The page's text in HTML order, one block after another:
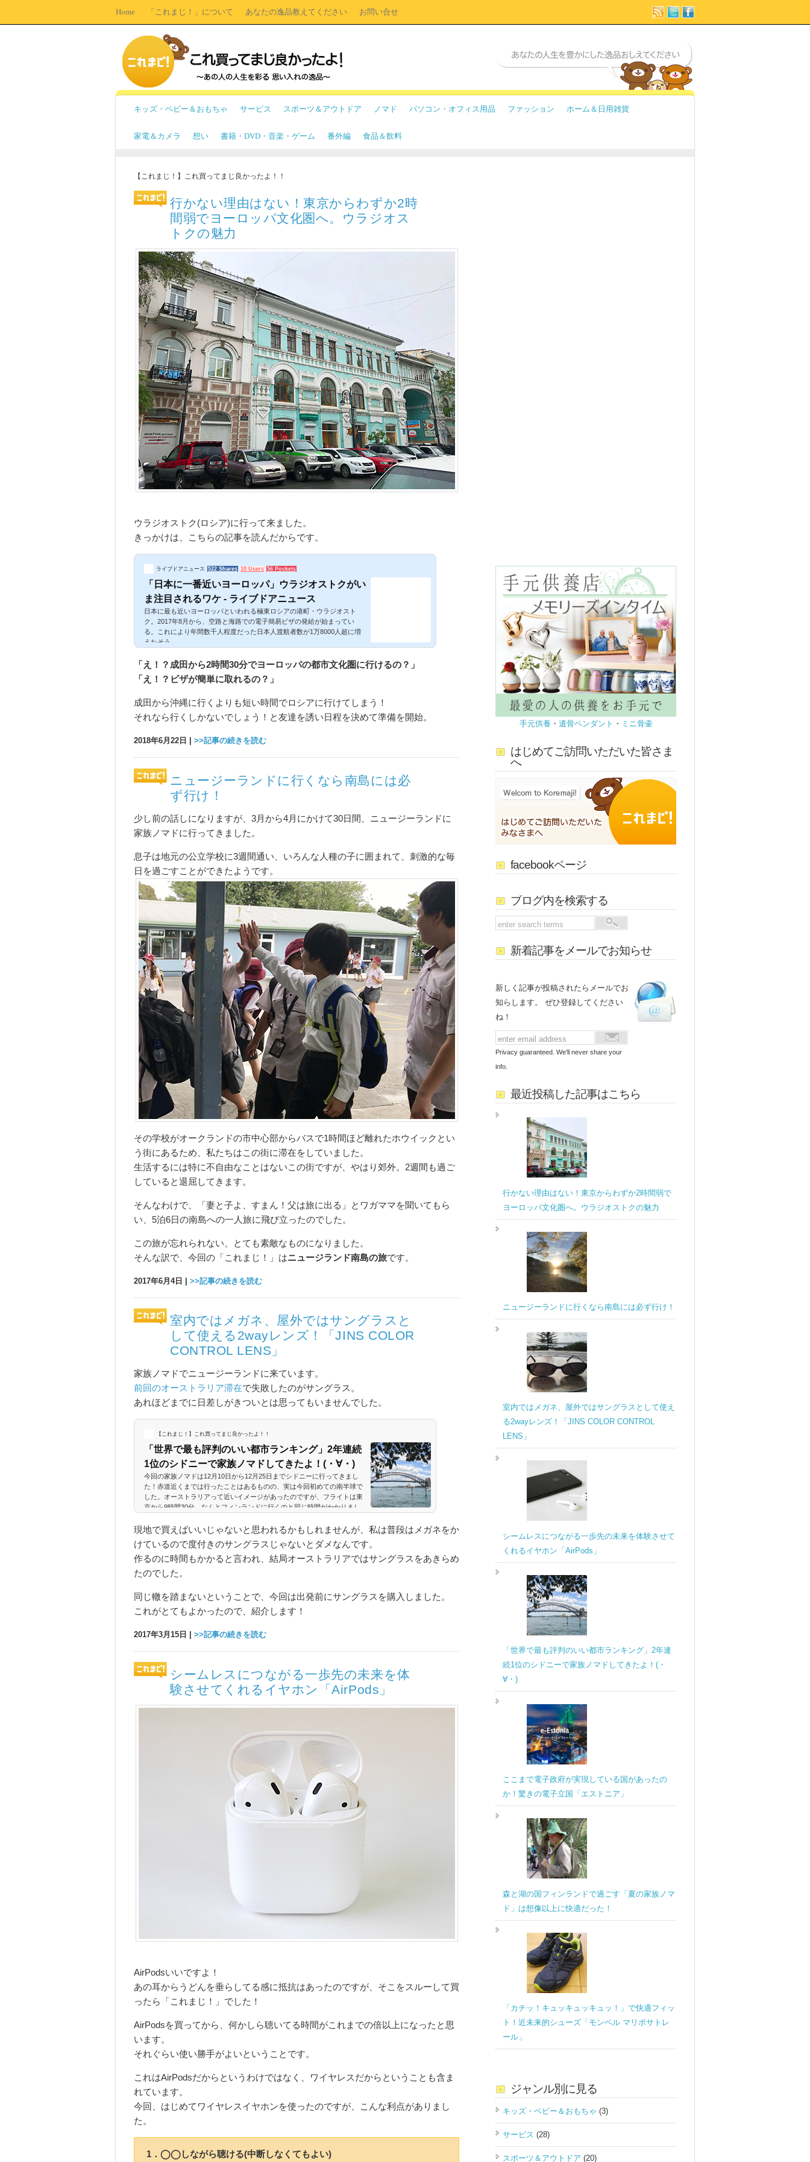
Home 「これまじ！」について あなたの逸品教えてください お問い合せ
キッズ・ベビー＆おもちゃ サービス スポーツ＆アウトドア ノマド パソコン・オフィス用品 ファッション ホーム＆日用雑貨
家電＆カメラ 想い 書籍・DVD・音楽・ゲーム 番外編 食品＆飲料
【これまじ！】これ買ってまじ良かったよ！！
行かない理由はない！東京からわずか2時
間弱でヨーロッパ文化圏へ。ウラジオス
トクの魅力
ウラジオストク(ロシア)に行って来ました。
きっかけは、こちらの記事を読んだからです。
ライブドアニュース 522 Shares 10 Users 56 Pockets
「日本に一番近いヨーロッパ」ウラジオストクがい
ま注目されるワケ - ライブドアニュース
日本に最も近いヨーロッパといわれる極東ロシアの港町・ウラジオスト
ク。2017年8月から、空路と海路での電子簡易ビザの発給が始まってい
る。これにより年間数千人程度だった日本人渡航者数が1万8000人超に増
えたそう
「え！？成田から2時間30分でヨーロッパの都市文化圏に行けるの？」
「え！？ビザが簡単に取れるの？」
成田から沖縄に行くよりも短い時間でロシアに行けてしまう！
それなら行くしかないでしょう！と友達を誘い日程を決めて準備を開始。
2018年6月22日 | >>記事の続きを読む
ニュージーランドに行くなら南島には必
ず行け！
少し前の話しになりますが、3月から4月にかけて30日間、ニュージーランドに
家族ノマドに行ってきました。
息子は地元の公立学校に3週間通い、いろんな人種の子に囲まれて、刺激的な毎
日を過ごすことができたようです。
その学校がオークランドの市中心部からバスで1時間ほど離れたホウイックとい
う街にあるため、私たちはこの街に滞在をしていました。
生活するには特に不自由なことはないこの街ですが、やはり郊外。2週間も過ご
していると退屈してきます。
そんなわけで、「妻と子よ、すまん！父は旅に出る」とワガママを聞いてもら
い、5泊6日の南島への一人旅に飛び立ったのでした。
この旅が忘れられない、とても素敵なものになりました。
そんな訳で、今回の「これまじ！」はニュージランド南島の旅です。
2017年6月4日 | >>記事の続きを読む
室内ではメガネ、屋外ではサングラスと
して使える2wayレンズ！「JINS COLOR
CONTROL LENS」
家族ノマドでニュージーランドに来ています。
前回のオーストラリア滞在で失敗したのがサングラス。
あれほどまでに日差しがきついとは思ってもいませんでした。
【これまじ！】これ買ってまじ良かったよ！！
「世界で最も評判のいい都市ランキング」2年連続
1位のシドニーで家族ノマドしてきたよ！(・∀・)
今回の家族ノマドは12月10日から12月25日までシドニーに行ってきまし
た！赤道近くまでは行ったことはあるものの、実は今回初めての南半球で
した。オーストラリアって近いイメージがあったのですが、フライトは東
京から9時間30分。なんとフィンランドに行くのと同じ時間がかかりまし
ルシンキまでは約7,833km。ほぼ同じ距離間なんですね！普段メルカトル
いざシドニーへ出発！シドニーへの直通便は...
現地で買えばいいじゃないと思われるかもしれませんが、私は普段はメガネをか
けているので度付きのサングラスじゃないとダメなんです。
作るのに時間もかかると言われ、結局オーストラリアではサングラスをあきらめ
たのでした。
同じ轍を踏まないということで、今回は出発前にサングラスを購入しました。
これがとてもよかったので、紹介します！
2017年3月15日 | >>記事の続きを読む
シームレスにつながる一歩先の未来を体
験させてくれるイヤホン「AirPods」
AirPodsいいですよ！
あの耳からうどんを垂らしてる感に抵抗はあったのですが、そこをスルーして買
ったら「これまじ！」でした！
AirPodsを買ってから、何かしら聴いてる時間がこれまでの倍以上になったと思
います。
それぐらい使い勝手がよいということです。
これはAirPodsだからというわけではなく、ワイヤレスだからということも含ま
れています。
今回、はじめてワイヤレスイヤホンを使ったのですが、こんな利点がありまし
た。
1．◯◯しながら聴ける(中断しなくてもよい)
手元供養 ・ 遺骨ペンダント ・ ミニ骨壷
はじめてご訪問いただいた皆さま
へ
facebookページ
ブログ内を検索する
新着記事をメールでお知らせ
新しく記事が投稿されたらメールでお
知らします。 ぜひ登録してください
ね！
Privacy guaranteed. We'll never share your
info.
最近投稿した記事はこちら
行かない理由はない！東京からわずか2時間弱で
ヨーロッパ文化圏へ。ウラジオストクの魅力
ニュージーランドに行くなら南島には必ず行け！
室内ではメガネ、屋外ではサングラスとして使え
る2wayレンズ！「JINS COLOR CONTROL
LENS」
シームレスにつながる一歩先の未来を体験させて
くれるイヤホン「AirPods」
「世界で最も評判のいい都市ランキング」2年連
続1位のシドニーで家族ノマドしてきたよ！(・
∀・)
ここまで電子政府が実現している国があったの
か！驚きの電子立国「エストニア」
森と湖の国フィンランドで過ごす「夏の家族ノマ
ド」は想像以上に快適だった！
「カチッ！キュッキュッキュッ！」で快適フィッ
ト！近未来的シューズ「モンベル マリポサトレ
ール」
ジャンル別に見る
キッズ・ベビー＆おもちゃ (3)
サービス (28)
スポーツ＆アウトドア (20)